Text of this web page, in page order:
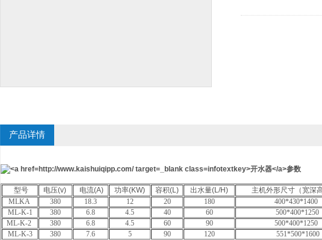
产品详情
型号 电压(v) 电流(A) 功率(KW) 容积(L) 出水量(L/H)
主机外形尺寸（宽深
MLKA
380 18.3 12 20 180
400*430*1400
ML-K-1
380 6.8 4.5 40 60
500*400*1250
ML-K-2
380 6.8 4.5 60 90
500*400*1250
ML-K-3
380 7.6 5 90 120
551*500*1600